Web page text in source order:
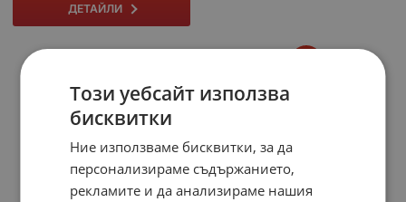
ДЕТАЙЛИ
На страница по:
Този уебсайт използва
бисквитки
Ние използваме бисквитки, за да
персонализираме съдържанието,
рекламите и да анализираме нашия